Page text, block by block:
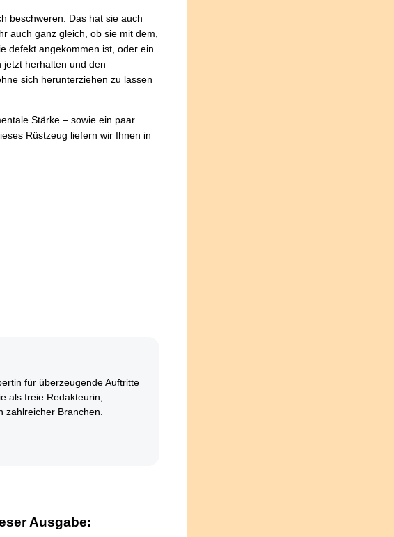
beschweren. Das hat sie auch
auch ganz gleich, ob sie mit dem,
defekt angekommen ist, oder ein
jetzt herhalten und den
sich herunterziehen zu lassen
Stärke – sowie ein paar
Rüstzeug liefern wir Ihnen in
für überzeugende Auftritte
als freie Redakteurin,
zahlreicher Branchen.
Ausgabe: